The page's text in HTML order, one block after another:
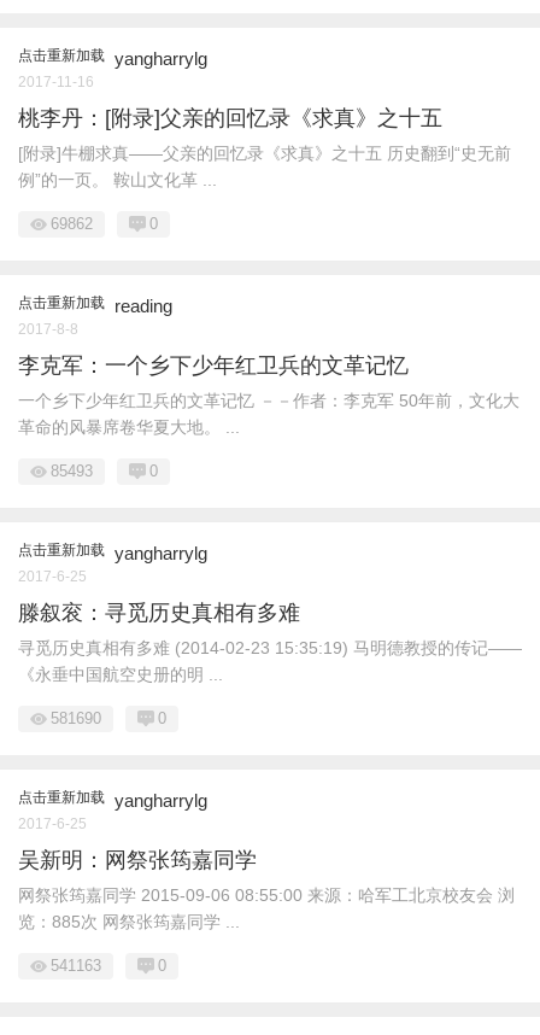
点击重新加载 yangharrylg
2017-11-16
桃李丹：[附录]父亲的回忆录《求真》之十五
[附录]牛棚求真——父亲的回忆录《求真》之十五 历史翻到“史无前
例”的一页。 鞍山文化革 ...
69862 0
点击重新加载 reading
2017-8-8
李克军：一个乡下少年红卫兵的文革记忆
一个乡下少年红卫兵的文革记忆 －－作者：李克军 50年前，文化大
革命的风暴席卷华夏大地。 ...
85493 0
点击重新加载 yangharrylg
2017-6-25
滕叙衮：寻觅历史真相有多难
寻觅历史真相有多难 (2014-02-23 15:35:19) 马明德教授的传记——
《永垂中国航空史册的明 ...
581690 0
点击重新加载 yangharrylg
2017-6-25
吴新明：网祭张筠嘉同学
网祭张筠嘉同学 2015-09-06 08:55:00 来源：哈军工北京校友会 浏
览：885次 网祭张筠嘉同学 ...
541163 0